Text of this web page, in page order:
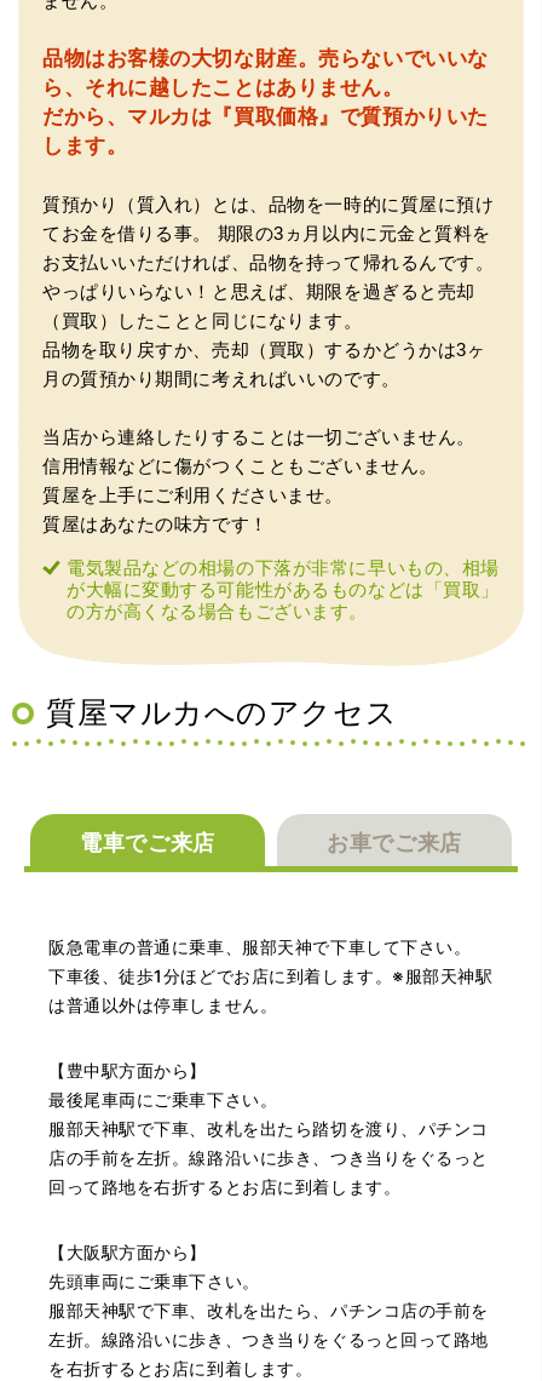
（豊中市西泉丘）初めて利用しましたが、とても親切丁寧
に査定をして頂き思いもよらない価格をいただきました。
正直他店の倍以上で驚きました。また機会があれば利用し
ます。
（大阪府東大阪市）ネットを見て安心できるお店であると
感じて飛び込みで訪問。飛びこみにも関わらず、とても親
切、丁ねいな対応をして頂き、思っていた以上の信用でき
るお店でした。満足いく金額で買い取って頂きました。あ
りがとうございます。
（兵庫県神戸市）別のお店でメール査定した際の1.5倍の金
（大阪府大阪市）丁寧に査定していただいたうえ、商品保
管に関する知識も教えて頂けました。戻ってきた際には教
品物はお客様の大切な財産。売らないでいいな
ら、それに越したことはありません。
だから、マルカは『買取価格』で質預かりいた
します。
質預かり（質入れ）とは、品物を一時的に質屋に預け
てお金を借りる事。
期限の3ヵ月以内に元金と質料を
お支払いいただければ、品物を持って帰れるんです。
やっぱりいらない！と思えば、期限を過ぎると売却
（買取）したことと同じになります。
品物を取り戻すか、売却（買取）するかどうかは3ヶ
月の質預かり期間に考えればいいのです。
当店から連絡したりすることは一切ございません。
信用情報などに傷がつくこともございません。
質屋を上手にご利用くださいませ。
質屋はあなたの味方です！
電気製品などの相場の下落が非常に早いもの、相場
が大幅に変動する可能性があるものなどは「買取」
の方が高くなる場合もございます。
質屋マルカへのアクセス
電車でご来店 お車でご来店
阪急電車の普通に乗車、服部天神で下車して下さい。
下車後、徒歩1分ほどでお店に到着します。※服部天神駅
は普通以外は停車しません。
【豊中駅方面から】
最後尾車両にご乗車下さい。
服部天神駅で下車、改札を出たら踏切を渡り、パチンコ
店の手前を左折。線路沿いに歩き、つき当りをぐるっと
回って路地を右折するとお店に到着します。
【大阪駅方面から】
先頭車両にご乗車下さい。
服部天神駅で下車、改札を出たら、パチンコ店の手前を
左折。線路沿いに歩き、つき当りをぐるっと回って路地
を右折するとお店に到着します。